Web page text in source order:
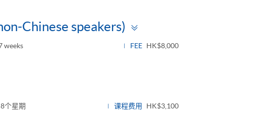
Chinese speakers)
panel
weeks FEE HK$8,000
8个星期 课程费用 HK$3,100